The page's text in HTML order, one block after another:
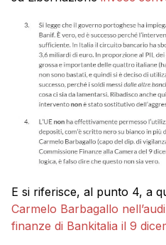
E si riferisce, al punto 4, a
Carmelo Barbagallo
finanze di Bankitalia il 9